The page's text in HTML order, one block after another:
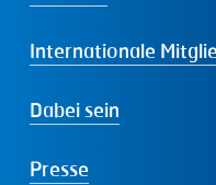
Internationale
Dabei sein
Presse